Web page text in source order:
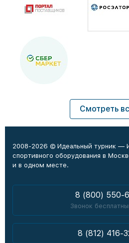
Смотреть
2008-2026 © Идеальный турник —
спортивного оборудования в
и в одном месте.
8 (800) 550-
Звонок
8 (812) 416-